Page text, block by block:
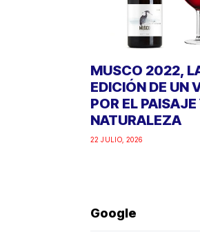
MUSCO 2022,
EDICIÓN DE UN
POR EL
NATURALEZA
22 JULIO, 2026
Google